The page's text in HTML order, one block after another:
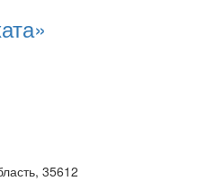
35612